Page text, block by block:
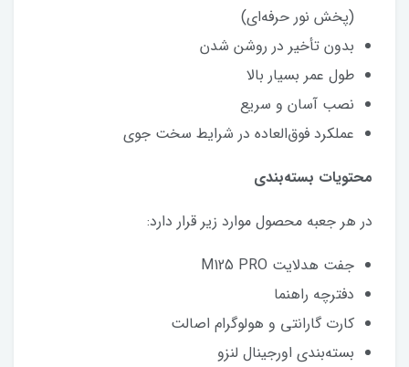
(پخش نور حرفه‌ای)
بدون تأخیر در روشن شدن
طول عمر بسیار بالا
نصب آسان و سریع
عملکرد فوق‌العاده در شرایط سخت جوی
محتویات بسته‌بندی
در هر جعبه محصول موارد زیر قرار دارد:
جفت هدلایت M125 PRO
دفترچه راهنما
کارت گارانتی و هولوگرام اصالت
بسته‌بندی اورجینال لنزو